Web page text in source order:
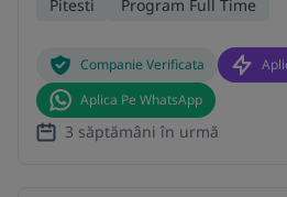
Pitesti Program Full Time
Companie Verificata
Aplica Pe WhatsApp
3 săptămâni în urmă